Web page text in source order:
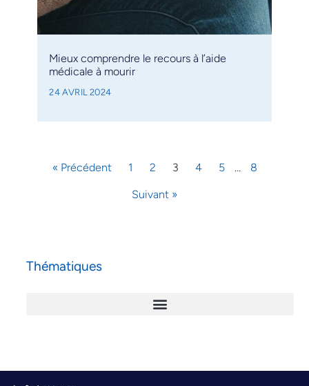
Mieux comprendre le recours à l’aide
médicale à mourir
24 AVRIL 2024
« Précédent 1 2 3 4 5 … 8
Suivant »
Thématiques